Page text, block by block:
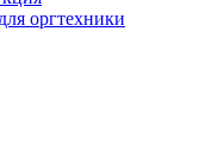
оргтехники